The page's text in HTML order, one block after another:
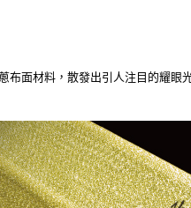
面材料，散發出引人注目的耀